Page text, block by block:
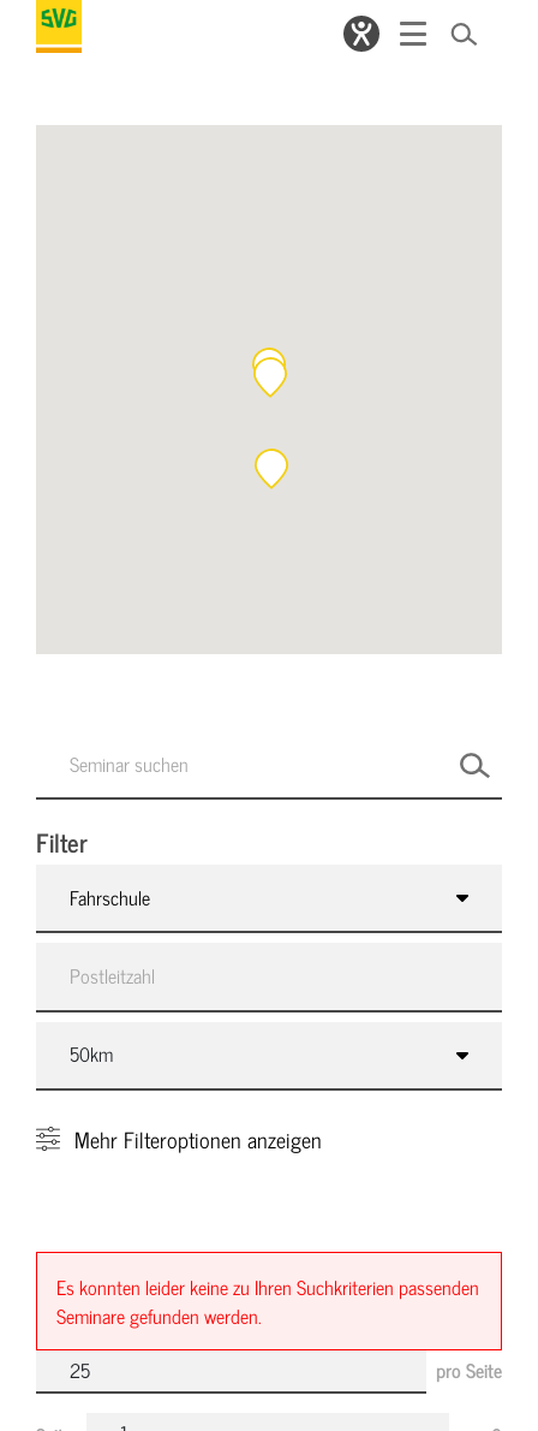
Filter
Fahrschule
Mehr Filteroptionen anzeigen
Es konnten leider keine zu Ihren Suchkriterien passenden
Seminare gefunden werden.
pro Seite